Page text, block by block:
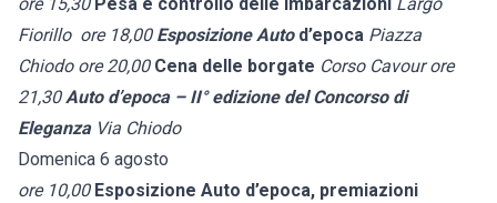
ore 15,30 Pesa e controllo delle imbarcazioni Largo
Fiorillo ore 18,00 Esposizione Auto d’epoca Piazza
Chiodo ore 20,00 Cena delle borgate Corso Cavour ore
21,30Auto d’epoca – II° edizione del Concorso di
Eleganza Via Chiodo
Domenica 6 agosto
ore 10,00 Esposizione Auto d’epoca, premiazioni